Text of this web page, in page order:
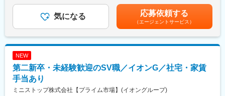
駅、大船渡駅、柳原駅(岩手県)、一ノ関駅、巣子駅、花巻駅、前沢
駅、水沢駅、厨川駅、矢幅駅、豊科駅、切石駅、飯山駅、伊那市
駅、西上田駅、中軽井沢駅、小諸駅、岩村田駅、塩尻駅、信州中
野駅、穂高駅、大屋駅、磐田駅、草薙駅(東海道本線)、遠州小松
・来店集客活動（webサイトへの情報登録、店舗ブログの更新な
ど）
・その他店舗運営業務など
■組織構成：
ります。
■魅力ポイント：
（1）成果を出しやすい環境：
年収には平均インセンティブ(60万)を含みます。※配属先により地
域手当 ※昇給年1回 ※賞与年2回(平均3ヶ月分)【年収モデル】年収
450万円 入社2年目 店舗スタッフ年収634万円 入社4年目 営業主任
年収855万円 入社6年目 店長賃金はあくまでも目安の金額であ
り、選考を通じて上下する可能性があります。月給(月額)は固定手
気になる 応募依頼する
（エージェントサービス）
NEW
第二新卒・未経験歓迎のSV職／イオンG／社宅・家賃
手当あり
ミニストップ株式会社【プライム市場】(イオングループ)